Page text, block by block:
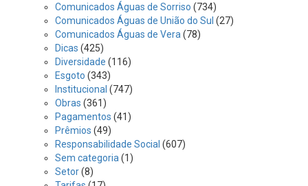
Comunicados Águas de Sorriso (734)
Comunicados Águas de União do Sul (27)
Comunicados Águas de Vera (78)
Dicas (425)
Diversidade (116)
Esgoto (343)
Institucional (747)
Obras (361)
Pagamentos (41)
Prêmios (49)
Responsabilidade Social (607)
Sem categoria (1)
Setor(8)